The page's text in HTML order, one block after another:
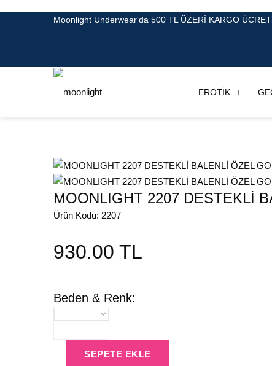
Moonlight Underwear'da 500 TL ÜZERİ KARGO
EROTİK
MOONLIGHT 2207 DESTEKLİ
Ürün Kodu: 2207
930.00 TL
Beden & Renk:
SEPETE EKLE